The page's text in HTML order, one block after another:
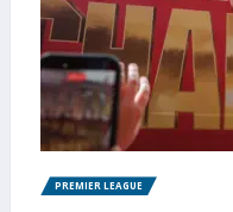
PREMIER LEAGUE